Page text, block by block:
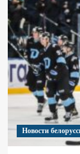
Новости